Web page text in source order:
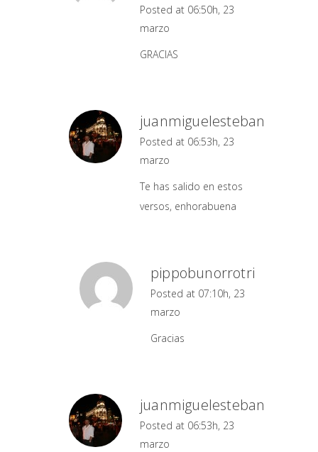
Posted at 06:50h, 23
marzo
GRACIAS
juanmiguelesteban
Posted at 06:53h, 23
marzo
Te has salido en estos
versos, enhorabuena
pippobunorrotri
Posted at 07:10h, 23
marzo
Gracias
juanmiguelesteban
Posted at 06:53h, 23
marzo